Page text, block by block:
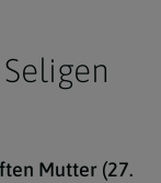
Mutter (27.